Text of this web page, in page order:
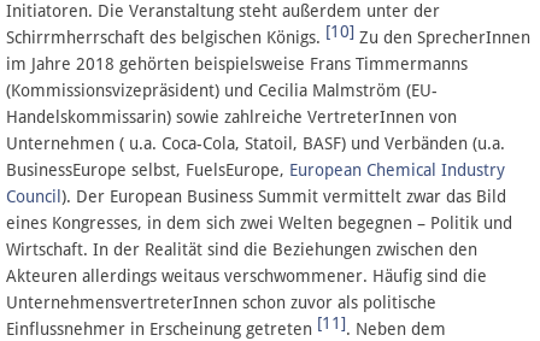
Initiatoren. Die Veranstaltung steht außerdem unter der
Schirrmherrschaft des belgischen Königs. [10] Zu den SprecherInnen
im Jahre 2018 gehörten beispielsweise Frans Timmermanns
(Kommissionsvizepräsident) und Cecilia Malmström (EU-
Handelskommissarin) sowie zahlreiche VertreterInnen von
Unternehmen ( u.a. Coca-Cola, Statoil, BASF) und Verbänden (u.a.
BusinessEurope selbst, FuelsEurope, European Chemical Industry
Council ). Der European Business Summit vermittelt zwar das Bild
eines Kongresses, in dem sich zwei Welten begegnen – Politik und
Wirtschaft. In der Realität sind die Beziehungen zwischen den
Akteuren allerdings weitaus verschwommener. Häufig sind die
UnternehmensvertreterInnen schon zuvor als politische
Einflussnehmer in Erscheinung getreten [11]. Neben dem